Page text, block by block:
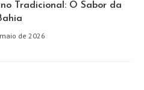
Tradicional: O Sabor da
de 2026